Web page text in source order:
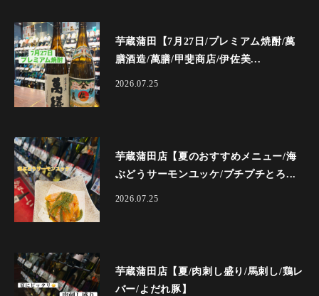
芋蔵蒲田【7月27日/プレミアム焼酎/萬
膳酒造/萬膳/甲斐商店/伊佐美...
2026.07.25
芋蔵蒲田店【夏のおすすめメニュー/海
ぶどうサーモンユッケ/プチプチとろ...
2026.07.25
芋蔵蒲田店【夏/肉刺し盛り/馬刺し/鶏レ
バー/よだれ豚】